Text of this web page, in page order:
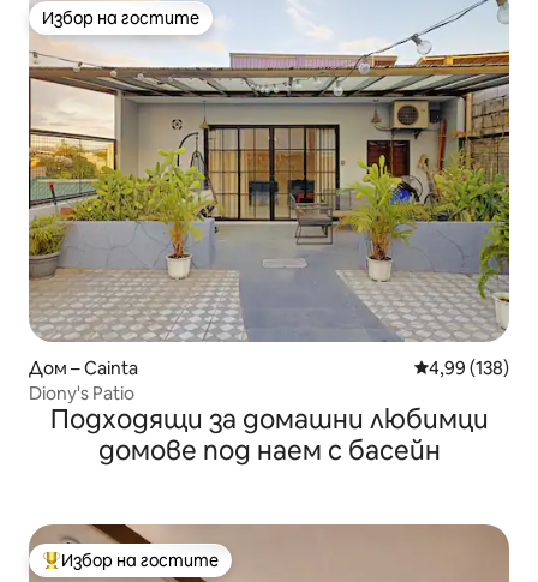
Избор на гостите
Избор на гостите
Дом – Cainta Средна
4,99 (138)
Diony's Patio
Подходящи за домашни любимци
домове под наем с басейн
Най-популярен избор на гостите
Избор на гостите